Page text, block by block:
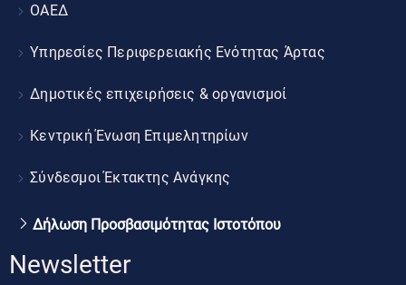
ΟΑΕΔ
Υπηρεσίες Περιφερειακής Ενότητας Άρτας
Δημοτικές επιχειρήσεις & οργανισμοί
Κεντρική Ένωση Επιμελητηρίων
Σύνδεσμοι Έκτακτης Ανάγκης
Δήλωση Προσβασιμότητας Ιστοτόπου
Newsletter